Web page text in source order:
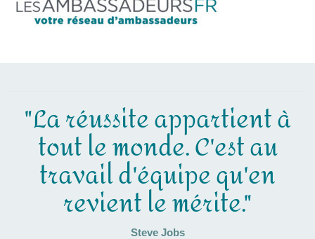
"La réussite appartient à
tout le monde. C'est au
travail d'équipe qu'en
revient le mérite."
Steve Jobs